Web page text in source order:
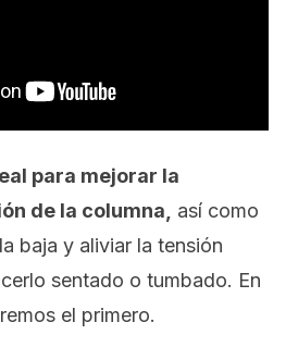
para mejorar la
de la columna,
así como
baja y aliviar la tensión
sentado o tumbado. En
el primero.